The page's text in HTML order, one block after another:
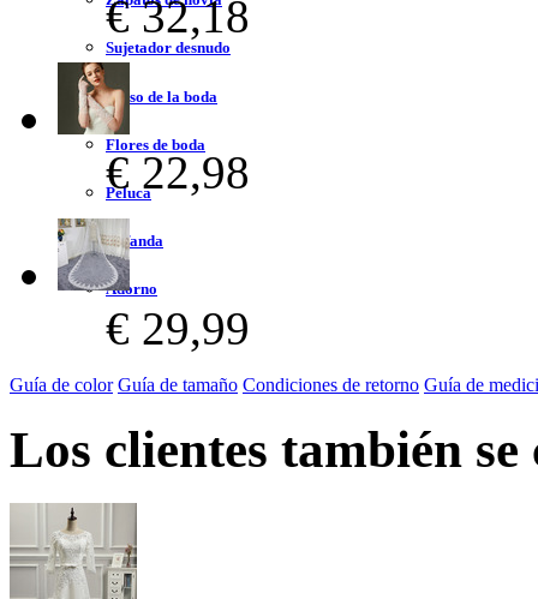
Sujetador desnudo
Bolso de la boda
Flores de boda
Peluca
Bufanda
Adorno
€ 32,18
€ 22,98
€ 29,99
Guía de color Guía de tamaño Condiciones de retorno Guía de
Los clientes también se